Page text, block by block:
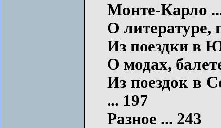
Монте-Карло
О литературе,
Из поездки в
О модах,
Из поездок в
... 197
Разное ... 243